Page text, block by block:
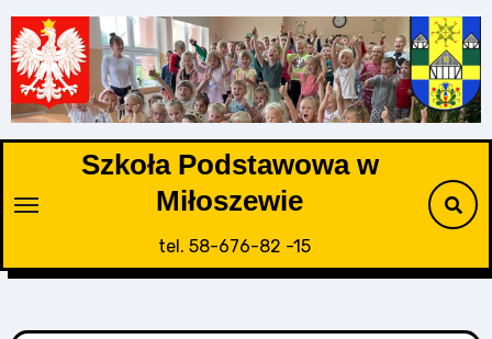
Skip
to
content
Szkoła Podstawowa w
Miłoszewie
tel. 58-676-82 -15